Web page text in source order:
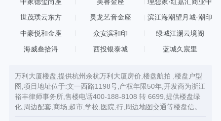
世茂璞云东方 灵龙艺音金座 滨江海潮望月城·潮印
中豪悦和金座 众安滨和印 绿城江澜云境阁
海威叁拾浔 西投银泰城 蓝城久宸里
万利大厦楼盘,提供杭州余杭万利大厦房价,楼盘航拍 ,楼盘户型
图,项目地址位于:文一西路1198号,产权年限50年,开发商为浙江
裕丰律师事务所,售楼电话400-188-8108 转 6699,提供楼盘绿
化,周边配套,商场,超市,学校,医院,行,周边地图交通等楼盘信。